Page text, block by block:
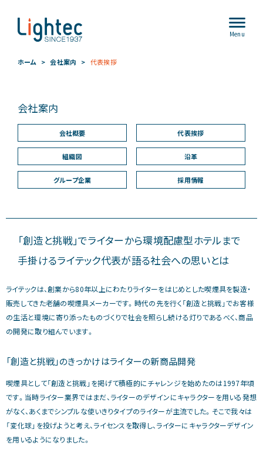
Menu
ホーム 会社案内 代表挨拶
会社案内
会社概要 代表挨拶
組織図 沿革
グループ企業 採用情報
「創造と挑戦」でライターから環境配慮型ホテルまで
手掛けるライテック代表が語る社会への思いとは
ライテックは、創業から80年以上にわたりライターをはじめとした喫煙具を製造・
販売してきた老舗の喫煙具メーカーです。時代の先を行く「創造と挑戦」でお客様
の生活と環境に寄り添ったものづくりで社会を照らし続ける灯りであるべく、商品
の開発に取り組んでいます。
「創造と挑戦」のきっかけはライターの新商品開発
喫煙具として「創造と挑戦」を掲げて積極的にチャレンジを始めたのは1997年頃
です。当時ライター業界ではまだ、ライターのデザインにキャラクターを用いる発想
がなく、あくまでシンプルな使いきりタイプのライターが主流でした。そこで我々は
「変化球」を投げようと考え、ライセンスを取得し、ライターにキャラクターデザイン
を用いるようになりました。